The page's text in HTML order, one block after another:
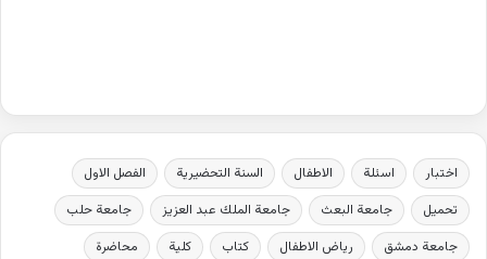
اختبار اسئلة الاطفال السنة التحضيرية
الفصل الاول
تحميل
جامعة البعث جامعة الملك عبد العزيز
جامعة حلب
جامعة دمشق
رياض الاطفال كتاب كلية
محاضرة